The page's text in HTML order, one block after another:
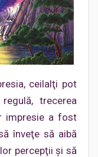
ceilalţi pot
trecerea
impresie a fost
înveţe să aibă
percepţii şi să